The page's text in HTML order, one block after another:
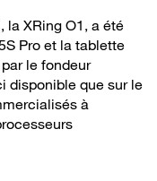
la XRing O1, a été
Pro et la tablette
le fondeur
disponible que sur le
à